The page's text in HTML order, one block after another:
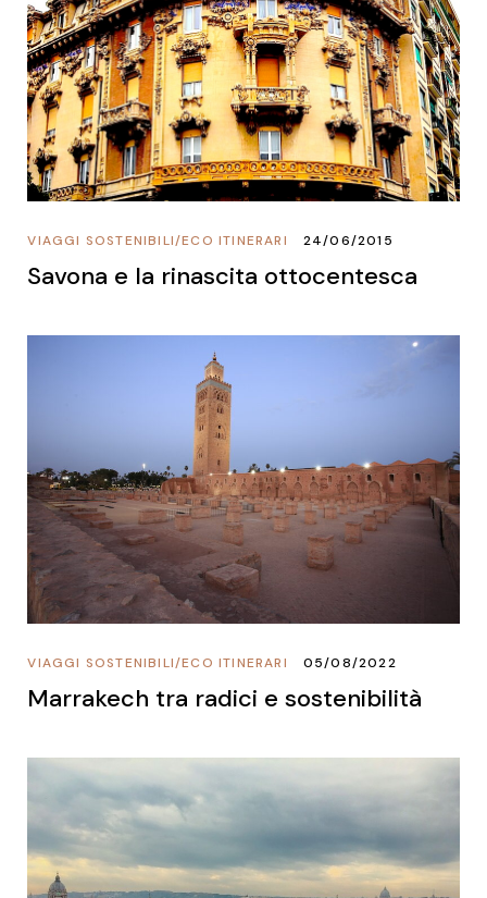
ECO ITINERARI
/
VIAGGI SOSTENIBILI 24/06/2015
Savona e la rinascita ottocentesca
ECO ITINERARI
/
VIAGGI SOSTENIBILI 05/08/2022
Marrakech tra radici e sostenibilità